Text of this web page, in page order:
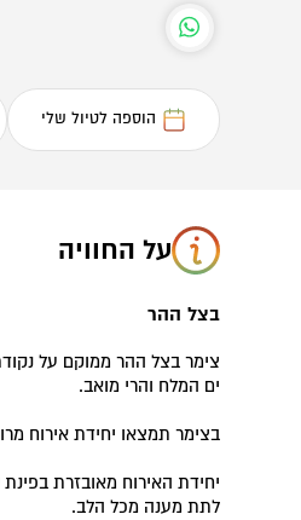
הוספה לטיול שלי
על החוויה
בצל ההר
צימר בצל ההר ממוקם על
ים המלח והרי מואב.
בצימר תמצאו יחידת אירוח
יחידת האירוח מאובזרת
לתת מענה מכל הלב.